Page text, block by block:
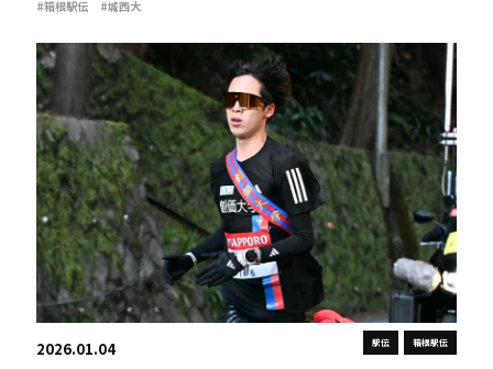
#箱根駅伝 #城西大
駅伝 箱根駅伝
2026.01.04